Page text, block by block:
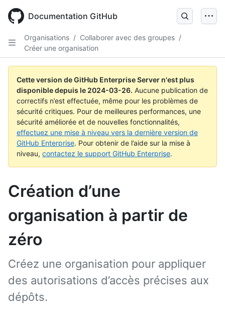
main
Documentation GitHub
Organisations / Collaborer avec des groupes /
Créer une organisation
Cette version de GitHub Enterprise Server n'est plus
disponible depuis le 2024-03-26. Aucune publication de
correctifs n’est effectuée, même pour les problèmes de
sécurité critiques. Pour de meilleures performances, une
sécurité améliorée et de nouvelles fonctionnalités,
effectuez une mise à niveau vers la dernière version de
GitHub Enterprise. Pour obtenir de l’aide sur la mise à
niveau, contactez le support GitHub Enterprise.
Création d’une
organisation à partir de
zéro
Créez une organisation pour appliquer
des autorisations d’accès précises aux
dépôts.